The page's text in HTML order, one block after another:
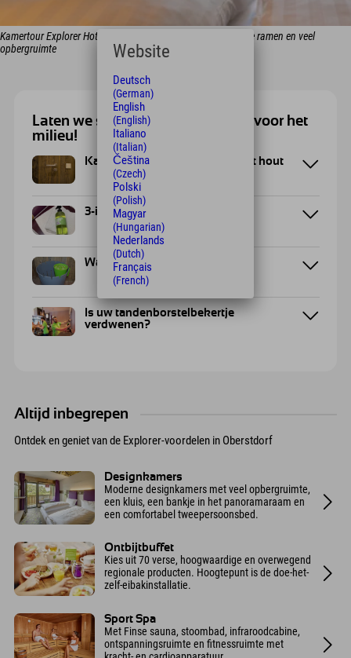
Kamertour Explorer Hotels: Designkamers met panoramische ramen en veel
opbergruimte
Laten we samen iets goeds doen voor het
milieu!
Kamer gemaakt van hergebruikt hout
3-in-1 douchegel
Waar hoort jouw afval thuis?
Is uw tandenborstelbekertje
verdwenen?
Altijd inbegrepen
Ontdek en geniet van de Explorer-voordelen in Oberstdorf
Designkamers
Moderne designkamers met veel opbergruimte,
een kluis, een bankje in het panoramaraam en
een comfortabel tweepersoonsbed.
Ontbijtbuffet
Kies uit 70 verse, hoogwaardige en overwegend
regionale producten. Hoogtepunt is de doe-het-
zelf-eibakinstallatie.
Sport Spa
Met Finse sauna, stoombad, infraroodcabine,
ontspanningsruimte en fitnessruimte met
Website
Deutsch
(German)
English
(English)
Italiano
(Italian)
Čeština
(Czech)
Polski
(Polish)
Magyar
(Hungarian)
Nederlands
(Dutch)
Français
(French)